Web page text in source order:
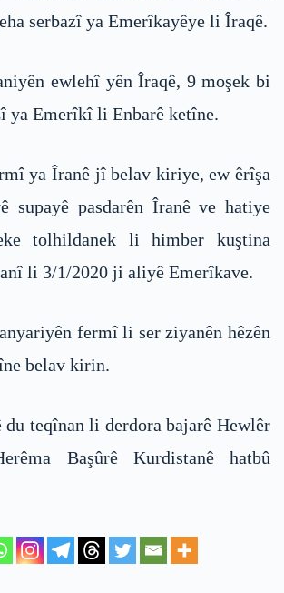
serbazî ya Emerîkayêye li Îraqê.
ewlehî yên Îraqê, 9 moşek bi
ya Emerîkî li Enbarê ketîne.
ya Îranê jî belav kiriye, ew êrîşa
supayê pasdarên Îranê ve hatiye
tolhildanek li himber kuştina
li 3/1/2020 ji aliyê Emerîkave.
fermî li ser ziyanên hêzên
belav kirin.
du teqînan li derdora bajarê Hewlêr
Başûrê Kurdistanê hatbû